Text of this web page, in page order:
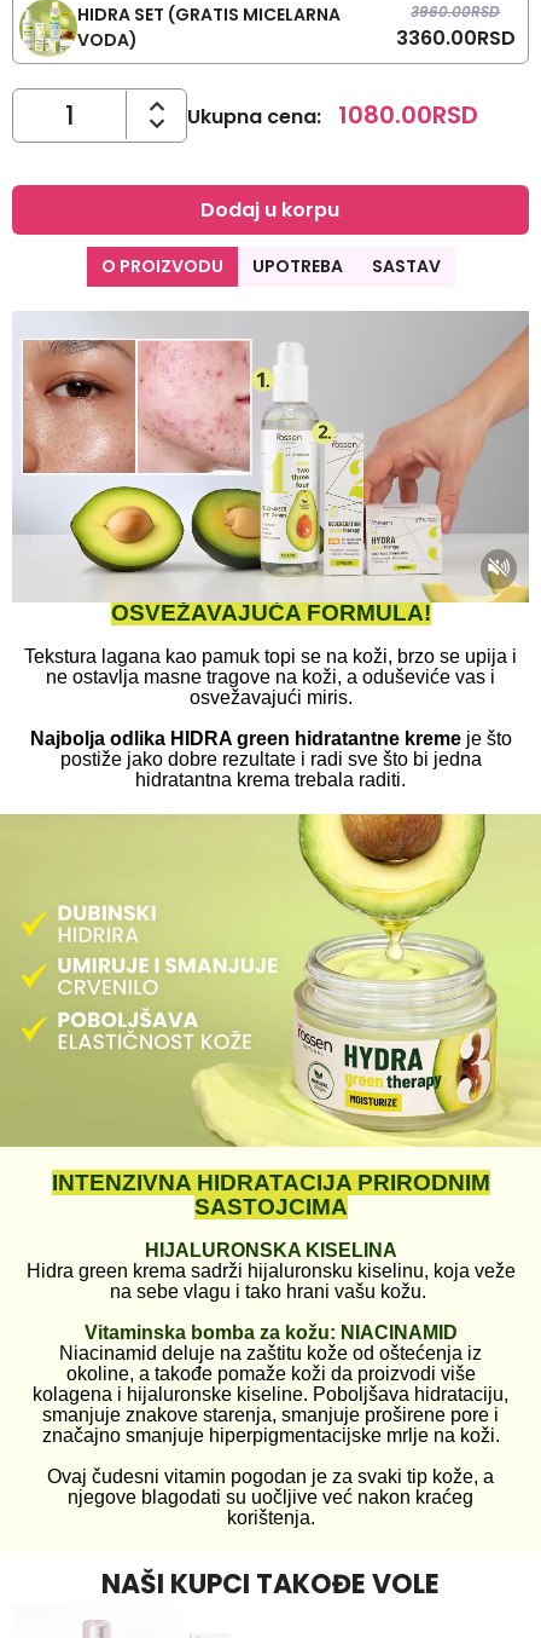
HIDRA SET (GRATIS MICELARNA
VODA)
3960.00RSD
3360.00RSD
Ukupna cena: 1080.00RSD
Dodaj u korpu
O PROIZVODU UPOTREBA SASTAV
OSVEŽAVAJUĆA FORMULA!
Tekstura lagana kao pamuk topi se na koži, brzo se upija i
ne ostavlja masne tragove na koži, a oduševiće vas i
osvežavajući miris.
Najbolja odlika HIDRA green hidratantne kremeje što
postiže jako dobre rezultate i radi sve što bi jedna
hidratantna krema trebala raditi.
INTENZIVNA HIDRATACIJA PRIRODNIM
SASTOJCIMA
HIJALURONSKA KISELINA
Hidra green krema sadrži hijaluronsku kiselinu, koja veže
na sebe vlagu i tako hrani vašu kožu.
Vitaminska bomba za kožu: NIACINAMID
Niacinamid deluje na zaštitu kože od oštećenja iz
okoline, a takođe pomaže koži da proizvodi više
kolagena i hijaluronske kiseline. Poboljšava hidrataciju,
smanjuje znakove starenja, smanjuje proširene pore i
značajno smanjuje hiperpigmentacijske mrlje na koži.
Ovaj čudesni vitamin pogodan je za svaki tip kože, a
njegove blagodati su uočljive već nakon kraćeg
korištenja.
NAŠI KUPCI TAKOĐE VOLE